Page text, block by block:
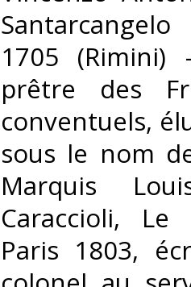
1705 (Rimini)
prêtre des
conventuels,
sous le nom
Marquis
Caraccioli,
Paris 1803,